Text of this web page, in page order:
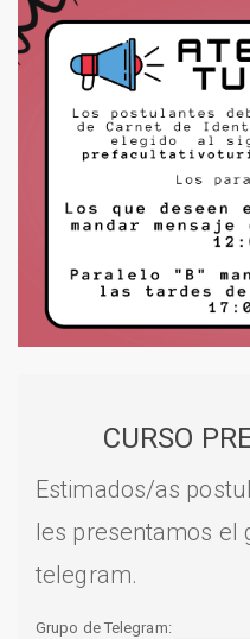
CURSO
Estimados/as
les presentamos el
telegram.
Grupo de Telegram: